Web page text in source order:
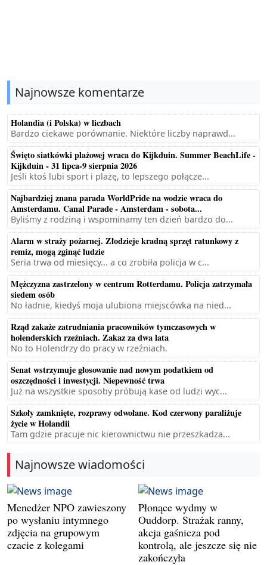
Najnowsze komentarze
Holandia (i Polska) w liczbach
Bardzo ciekawe porównanie. Niektóre liczby naprawd...
Święto siatkówki plażowej wraca do Kijkduin. Summer BeachLife -
Kijkduin - 31 lipca-9 sierpnia 2026
Jeśli ktoś lubi sport i plażę, to lepszego połącze...
Najbardziej znana parada WorldPride na wodzie wraca do
Amsterdamu. Canal Parade - Amsterdam - sobota...
Byliśmy z rodziną i wspominamy ten dzień bardzo do...
Alarm w straży pożarnej. Złodzieje kradną sprzęt ratunkowy z
remiz, mogą zginąć ludzie
Seria trwa od miesięcy... a co zrobiła policja w c...
Mężczyzna zastrzelony w centrum Rotterdamu. Policja zatrzymała
siedem osób
No ładnie, kiedyś moja ulubiona miejscówka na nied...
Rząd zakaże zatrudniania pracowników tymczasowych w
holenderskich rzeźniach. Zakaz za dwa lata
No to Holendrzy do pracy w rzeźniach.
Senat wstrzymuje głosowanie nad nowym podatkiem od
oszczędności i inwestycji. Niepewność trwa
Już na wszystkie sposoby próbują kase od ludzi wyc...
Szkoły zamknięte, rozprawy odwołane. Kod czerwony paraliżuje
życie w Holandii
Tam gdzie pracuje nic kierownictwu nie przeszkadza...
Najnowsze wiadomości
Menedżer NPO zawieszony
po wysłaniu intymnego
zdjęcia na grupowym
czacie z kolegami
Płonące wydmy w
Ouddorp. Strażak ranny,
akcja gaśnicza pod
kontrolą, ale jeszcze się nie
zakończyła